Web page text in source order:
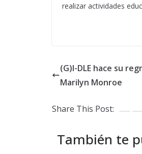
realizar actividades
(G)I-DLE hace su
Marilyn Monroe
Share This Post:
También te